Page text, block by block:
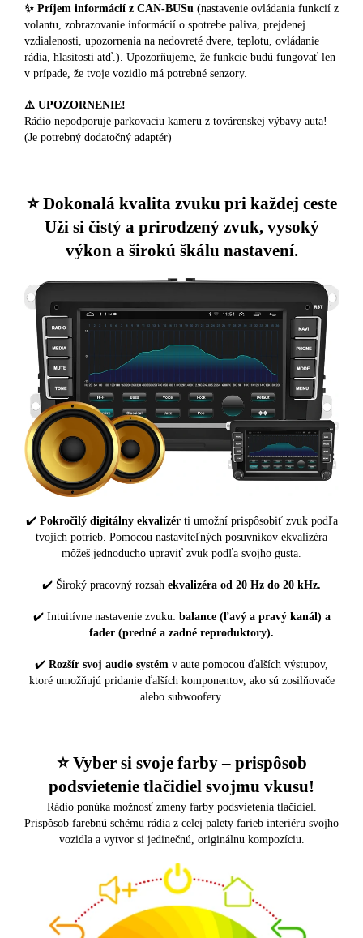
✨ Príjem informácií z CAN-BUSu (nastavenie ovládania funkcií z
volantu, zobrazovanie informácií o spotrebe paliva, prejdenej
vzdialenosti, upozornenia na nedovreté dvere, teplotu, ovládanie
rádia, hlasitosti atď.). Upozorňujeme, že funkcie budú fungovať len
v prípade, že tvoje vozidlo má potrebné senzory.
⚠️ UPOZORNENIE!
Rádio nepodporuje parkovaciu kameru z továrenskej výbavy auta!
(Je potrebný dodatočný adaptér)
⭐️ Dokonalá kvalita zvuku pri každej ceste
Uži si čistý a prirodzený zvuk, vysoký
výkon a širokú škálu nastavení.
✔️ Pokročilý digitálny ekvalizérti umožní prispôsobiť zvuk podľa
tvojich potrieb. Pomocou nastaviteľných posuvníkov ekvalizéra
môžeš jednoducho upraviť zvuk podľa svojho gusta.
✔️ Široký pracovný rozsah ekvalizéra od 20 Hz do 20 kHz.
✔️ Intuitívne nastavenie zvuku: balance (ľavý a pravý kanál) a
fader (predné a zadné reproduktory).
✔️ Rozšír svoj audio systém v aute pomocou ďalších výstupov,
ktoré umožňujú pridanie ďalších komponentov, ako sú zosilňovače
alebo subwoofery.
⭐️ Vyber si svoje farby – prispôsob
podsvietenie tlačidiel svojmu vkusu!
Rádio ponúka možnosť zmeny farby podsvietenia tlačidiel.
Prispôsob farebnú schému rádia z celej palety farieb interiéru svojho
vozidla a vytvor si jedinečnú, originálnu kompozíciu.